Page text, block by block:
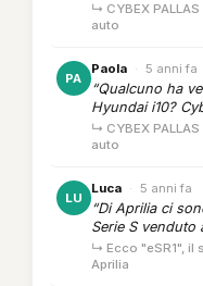
↳ CYBEX
auto
PA
Paola · 5 anni fa
“Qualcuno ha
Hyundai i10?
↳ CYBEX
auto
LU
Luca · 5 anni fa
“Di Aprilia ci
Serie S venduto
↳ Ecco "eSR1", il
Aprilia